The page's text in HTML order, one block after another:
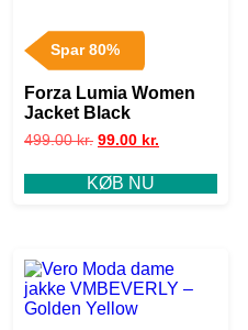
Spar 80%
Forza Lumia Women
Jacket Black
499.00kr. 99.00 kr.
KØB NU